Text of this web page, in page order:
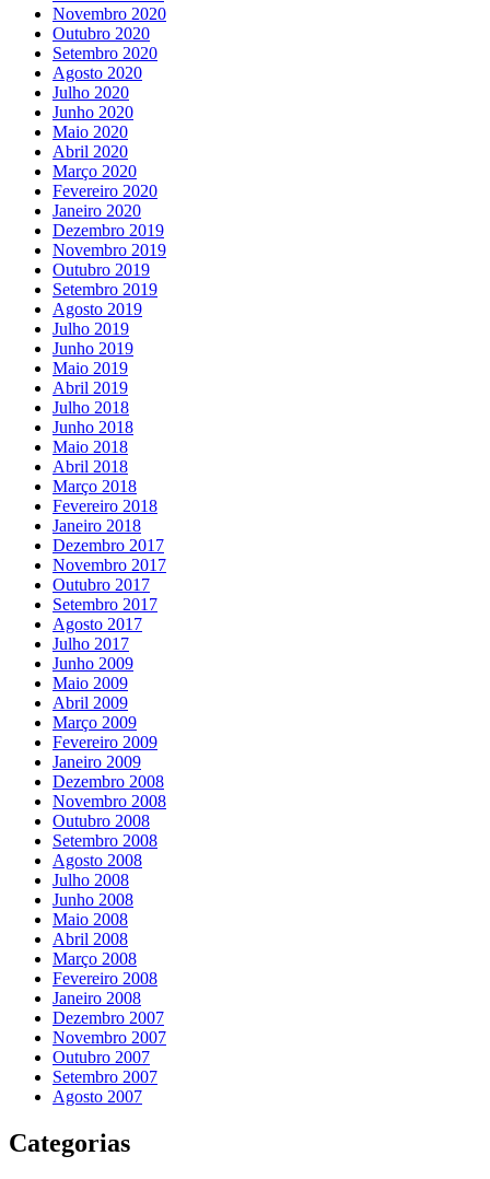
Novembro 2020
Outubro 2020
Setembro 2020
Agosto 2020
Julho 2020
Junho 2020
Maio 2020
Abril 2020
Março 2020
Fevereiro 2020
Janeiro 2020
Dezembro 2019
Novembro 2019
Outubro 2019
Setembro 2019
Agosto 2019
Julho 2019
Junho 2019
Maio 2019
Abril 2019
Julho 2018
Junho 2018
Maio 2018
Abril 2018
Março 2018
Fevereiro 2018
Janeiro 2018
Dezembro 2017
Novembro 2017
Outubro 2017
Setembro 2017
Agosto 2017
Julho 2017
Junho 2009
Maio 2009
Abril 2009
Março 2009
Fevereiro 2009
Janeiro 2009
Dezembro 2008
Novembro 2008
Outubro 2008
Setembro 2008
Agosto 2008
Julho 2008
Junho 2008
Maio 2008
Abril 2008
Março 2008
Fevereiro 2008
Janeiro 2008
Dezembro 2007
Novembro 2007
Outubro 2007
Setembro 2007
Agosto 2007
Categorias